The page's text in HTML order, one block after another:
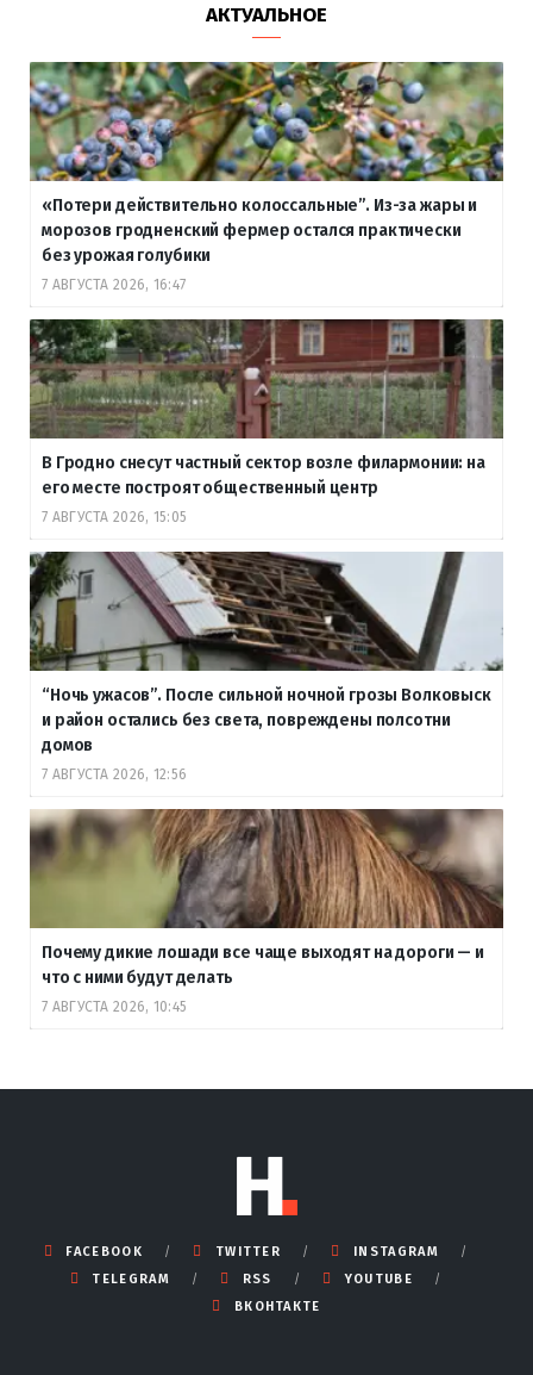
АКТУАЛЬНОЕ
«Потери действительно колоссальные”. Из-за жары и
морозов гродненский фермер остался практически
без урожая голубики
7 АВГУСТА 2026, 16:47
В Гродно снесут частный сектор возле филармонии: на
его месте построят общественный центр
7 АВГУСТА 2026, 15:05
“Ночь ужасов”. После сильной ночной грозы Волковыск
и район остались без света, повреждены полсотни
домов
7 АВГУСТА 2026, 12:56
Почему дикие лошади все чаще выходят на дороги — и
что с ними будут делать
7 АВГУСТА 2026, 10:45
FACEBOOK TWITTER
INSTAGRAM
TELEGRAM
RSS
YOUTUBE
ВКОНТАКТЕ